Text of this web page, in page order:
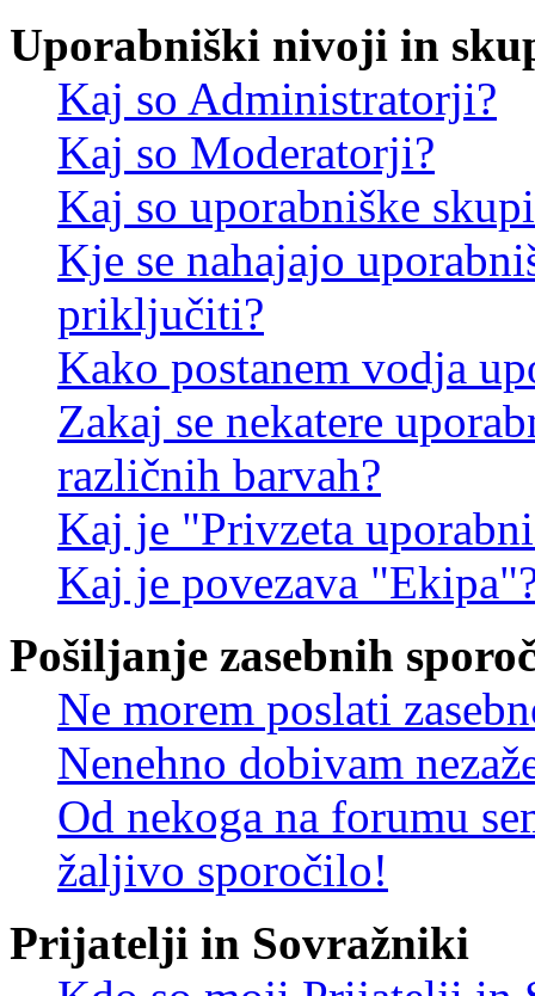
Uporabniški nivoji in
Kaj so Administratorji?
Kaj so Moderatorji?
Kaj so uporabniške
Kje se nahajajo
priključiti?
Kako postanem vodja
Zakaj se nekatere
različnih barvah?
Kaj je "Privzeta
Kaj je povezava
Pošiljanje zasebnih
Ne morem poslati
Nenehno dobivam
Od nekoga na forumu
žaljivo sporočilo!
Prijatelji in Sovražniki